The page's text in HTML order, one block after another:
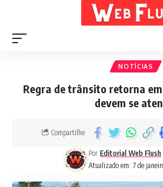
NOTÍCIAS
Regra de trânsito retorna
devem se
Atualizado em: 7 de
Por Editorial Web Flush
Compartilhe